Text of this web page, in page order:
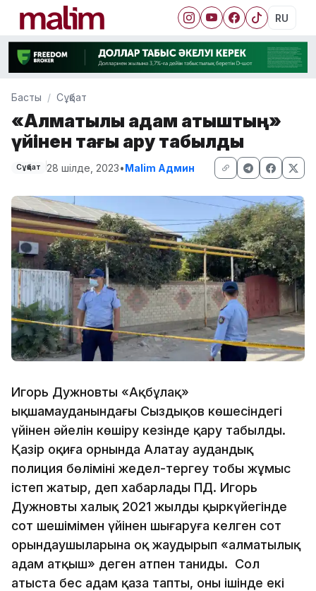
RU
Басты Сұқбат
«Алматылық адам атқыштың»
үйінен тағы қару табылды
Сұқбат 28 шілде, 2023•Malim Админ
Игорь Дужновтың «Ақбұлақ»
ықшамауданындағы Сыздықов көшесіндегі
үйінен әйелін көшіру кезінде қару табылды.
Қазір оқиға орнында Алатау аудандық
полиция бөлімінің жедел-тергеу тобы жұмыс
істеп жатыр, деп хабарлады ПД. Игорь
Дужновты халық 2021 жылдың қыркүйегінде
сот шешімімен үйінен шығаруға келген сот
орындаушыларына оқ жаудырып «алматылық
адам атқыш» деген атпен таниды. Сол
атыста бес адам қаза тапты, оның ішінде екі